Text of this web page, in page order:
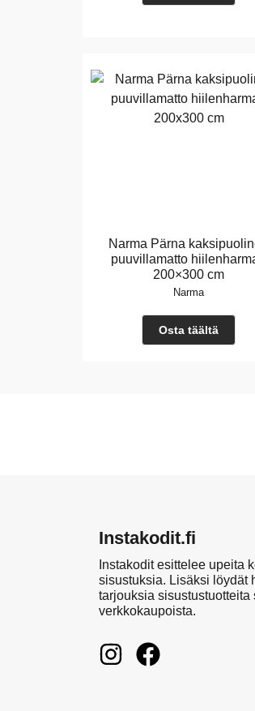
Narma Pärna
puuvillamatto
200×300 cm
Narma
Osta täältä
Instakodit.fi
Instakodit esittelee upeita
sisustuksia. Lisäksi löydät
tarjouksia
verkkokaupoista.